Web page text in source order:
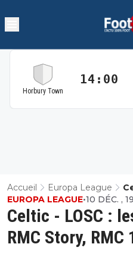
Horbury Town
14:00
Accueil Europa League
Celtic - LOSC :
RMC Story,
EUROPA LEAGUE•10 DÉC. ,